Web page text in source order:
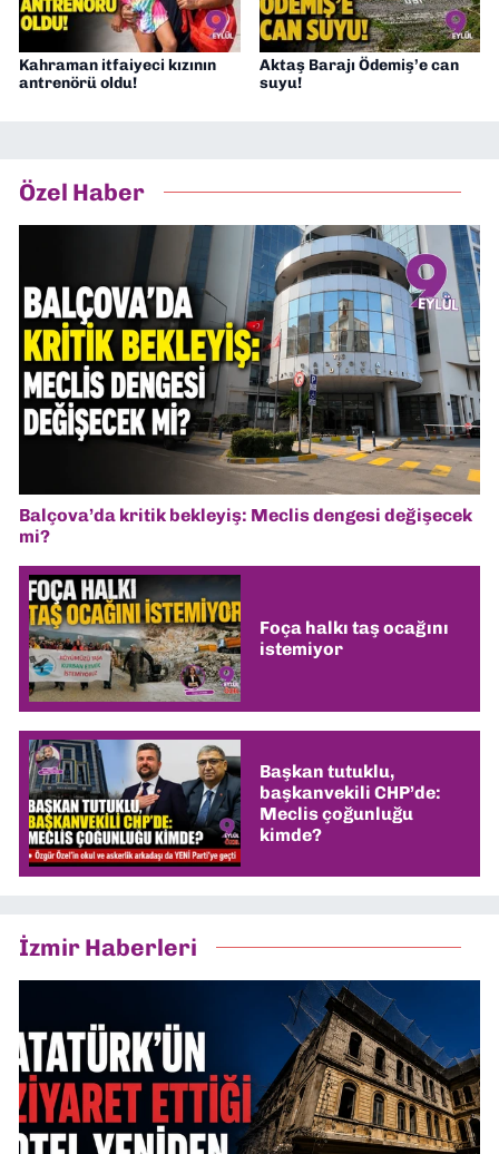
Kahraman itfaiyeci kızının
antrenörü oldu!
Aktaş Barajı Ödemiş’e can
suyu!
Özel Haber
Balçova’da kritik bekleyiş: Meclis dengesi değişecek
mi?
Foça halkı taş ocağını
istemiyor
Başkan tutuklu,
başkanvekili CHP’de:
Meclis çoğunluğu
kimde?
İzmir Haberleri